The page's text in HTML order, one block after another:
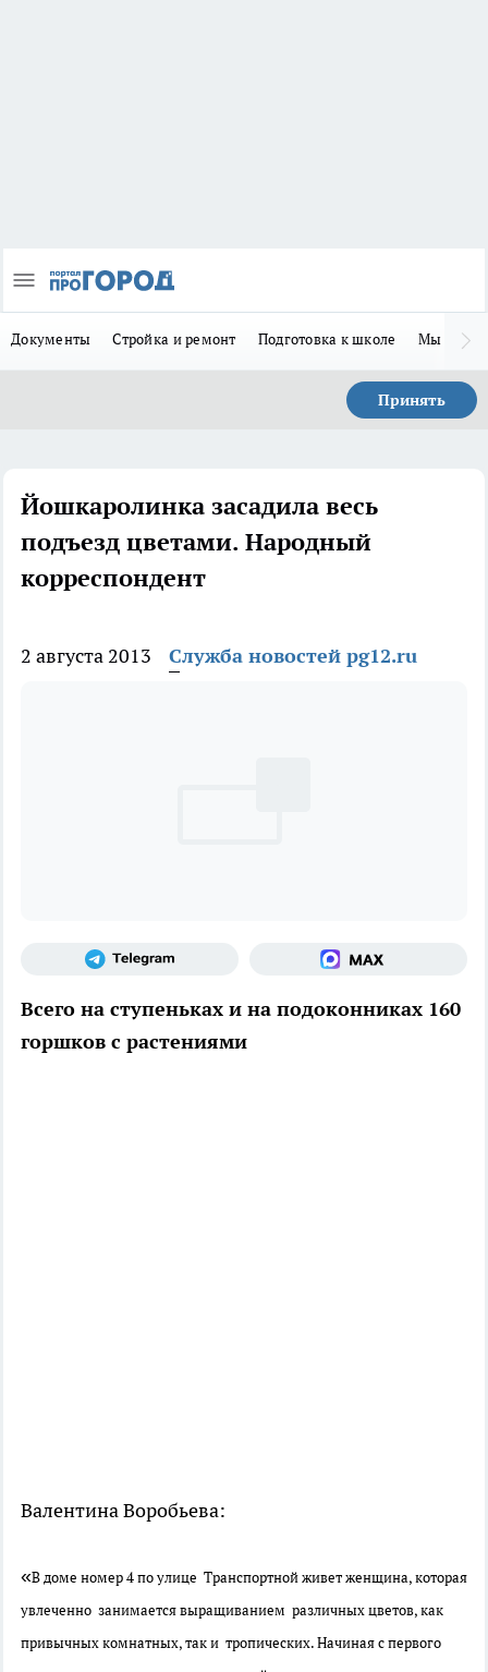
Документы Стройка и ремонт Подготовка к школе Мы в MAX
Принять
Йошкаролинка засадила весь
подъезд цветами. Народный
корреспондент
2 августа 2013 Служба новостей pg12.ru
Всего на ступеньках и на подоконниках 160
горшков с растениями
Валентина Воробьева:
«В доме номер 4 по улице Транспортной живет женщина, которая
увлеченно занимается выращиванием различных цветов, как
привычных комнатных, так и тропических. Начиная с первого